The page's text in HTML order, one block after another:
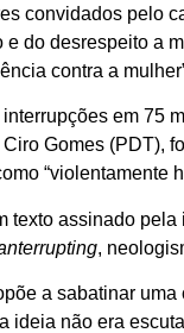
convidados pelo
e do desrespeito a
contra a
em 75
Gomes (PDT),
“violentamente
texto assinado
,
a sabatinar
ideia não era